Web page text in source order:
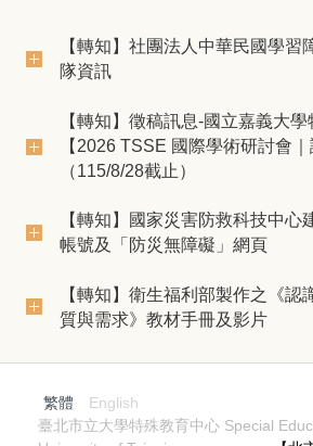
【轉知】社團法人中華民國學習
隊資訊
【轉知】徵稿訊息-國立嘉義大
【2026 TSSE 國際學術研討會｜
（115/8/28截止）
【轉知】國家災害防救科技中心
帳號及「防災無障礙」網頁
【轉知】衛生福利部製作之《認
質與需求》教材手冊及影片
繁體
English
臺北市立大學特殊教育中心 Special